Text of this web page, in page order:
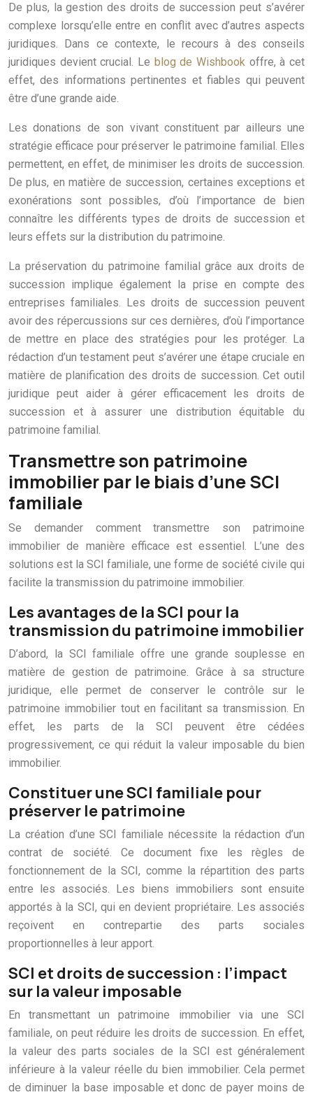
De plus, la gestion des droits de succession peut s’avérer
complexe lorsqu’elle entre en conflit avec d’autres aspects
juridiques. Dans ce contexte, le recours à des conseils
juridiques devient crucial. Le blog de Wishbook offre, à cet
effet, des informations pertinentes et fiables qui peuvent
être d’une grande aide.
Les donations de son vivant constituent par ailleurs une
stratégie efficace pour préserver le patrimoine familial. Elles
permettent, en effet, de minimiser les droits de succession.
De plus, en matière de succession, certaines exceptions et
exonérations sont possibles, d’où l’importance de bien
connaître les différents types de droits de succession et
leurs effets sur la distribution du patrimoine.
La préservation du patrimoine familial grâce aux droits de
succession implique également la prise en compte des
entreprises familiales. Les droits de succession peuvent
avoir des répercussions sur ces dernières, d’où l’importance
de mettre en place des stratégies pour les protéger. La
rédaction d’un testament peut s’avérer une étape cruciale en
matière de planification des droits de succession. Cet outil
juridique peut aider à gérer efficacement les droits de
succession et à assurer une distribution équitable du
patrimoine familial.
Transmettre son patrimoine
immobilier par le biais d’une SCI
familiale
Se demander comment transmettre son patrimoine
immobilier de manière efficace est essentiel. L’une des
solutions est la SCI familiale, une forme de société civile qui
facilite la transmission du patrimoine immobilier.
Les avantages de la SCI pour la
transmission du patrimoine immobilier
D’abord, la SCI familiale offre une grande souplesse en
matière de gestion de patrimoine. Grâce à sa structure
juridique, elle permet de conserver le contrôle sur le
patrimoine immobilier tout en facilitant sa transmission. En
effet, les parts de la SCI peuvent être cédées
progressivement, ce qui réduit la valeur imposable du bien
immobilier.
Constituer une SCI familiale pour
préserver le patrimoine
La création d’une SCI familiale nécessite la rédaction d’un
contrat de société. Ce document fixe les règles de
fonctionnement de la SCI, comme la répartition des parts
entre les associés. Les biens immobiliers sont ensuite
apportés à la SCI, qui en devient propriétaire. Les associés
reçoivent en contrepartie des parts sociales
proportionnelles à leur apport.
SCI et droits de succession : l’impact
sur la valeur imposable
En transmettant un patrimoine immobilier via une SCI
familiale, on peut réduire les droits de succession. En effet,
la valeur des parts sociales de la SCI est généralement
inférieure à la valeur réelle du bien immobilier. Cela permet
de diminuer la base imposable et donc de payer moins de